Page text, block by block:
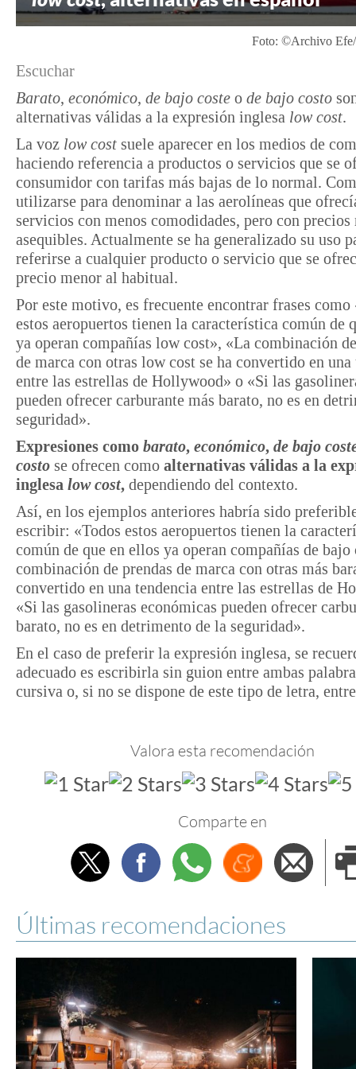
Foto: ©Archivo Efe/
Escuchar
Barato, económico, de bajo coste o de bajo costo
alternativas válidas a la expresión inglesa low cost.
La voz low cost suele aparecer en los medios de
haciendo referencia a productos o servicios que se
consumidor con tarifas más bajas de lo normal.
utilizarse para denominar a las aerolíneas que
servicios con menos comodidades, pero con precios
asequibles. Actualmente se ha generalizado su uso
referirse a cualquier producto o servicio que se
precio menor al habitual.
Por este motivo, es frecuente encontrar frases como
estos aeropuertos tienen la característica común de
ya operan compañías low cost», «La combinación
de marca con otras low cost se ha convertido en una
entre las estrellas de Hollywood» o «Si las
pueden ofrecer carburante más barato, no es en
seguridad».
Expresiones como barato, económico, de bajo
costo se ofrecen como alternativas válidas a la
inglesa low cost, dependiendo del contexto.
Así, en los ejemplos anteriores habría sido
escribir: «Todos estos aeropuertos tienen la
común de que en ellos ya operan compañías de bajo
combinación de prendas de marca con otras más
convertido en una tendencia entre las estrellas de
«Si las gasolineras económicas pueden ofrecer
barato, no es en detrimento de la seguridad».
En el caso de preferir la expresión inglesa, se
adecuado es escribirla sin guion entre ambas
cursiva o, si no se dispone de este tipo de letra,
Valora esta recomendación
Comparte en
TwitterFacebookWhatsappMenéame
Últimas recomendaciones